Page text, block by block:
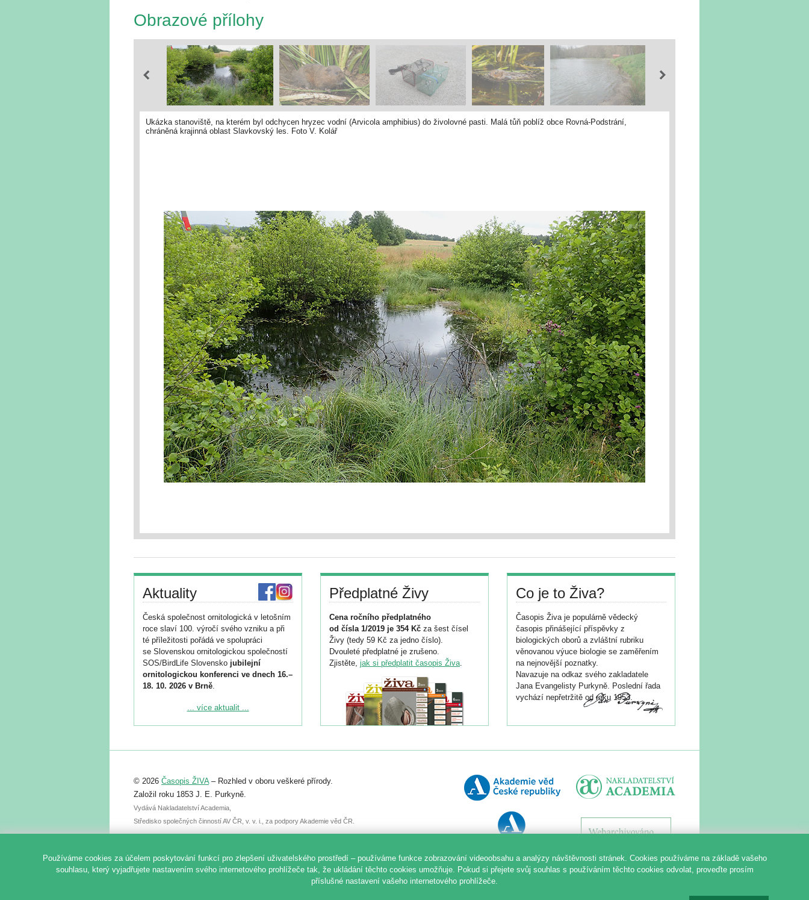
Obrazové přílohy
Ukázka stanoviště, na kterém byl odchycen hryzec vodní (Arvicola amphibius) do živolovné pasti. Malá tůň poblíž obce Rovná-Podstrání,
chráněná krajinná oblast Slavkovský les. Foto V. Kolář
Aktuality
Česká společnost ornitologická v letošním
roce slaví 100. výročí svého vzniku a při
té příležitosti pořádá ve spolupráci
se Slovenskou ornitologickou společností
SOS/BirdLife Slovensko jubilejní
ornitologickou konferenci ve dnech 16.–
18. 10. 2026 v Brně.
Podrobnější informace ke konferenci
Registrovat se můžete do 6. září.
abstraktu přihlášené přednášky nebo
posteru je už 30. června.
... více aktualit ...
Předplatné Živy
Cena ročního předplatného
od čísla 1/2019 je 354 Kč za šest čísel
Živy (tedy 59 Kč za jedno číslo).
Dvouleté předplatné je zrušeno.
Zjistěte, jak si předplatit časopis Živa.
Co je to Živa?
Časopis Živa je populárně vědecký
časopis přinášející příspěvky z
biologických oborů a zvláštní rubriku
věnovanou výuce biologie se zaměřením
na nejnovější poznatky.
Navazuje na odkaz svého zakladatele
Jana Evangelisty Purkyně. Poslední řada
vychází nepřetržitě od roku 1953.
© 2026 Časopis ŽIVA– Rozhled v oboru veškeré přírody.
Založil roku 1853 J. E. Purkyně.
Vydává Nakladatelství Academia,
Středisko společných činností AV ČR, v. v. i., za podpory Akademie věd ČR.
Používáme cookies za účelem poskytování funkcí pro zlepšení uživatelského prostředí – používáme funkce zobrazování videoobsahu a analýzy návštěvnosti stránek. Cookies používáme na základě vašeho
souhlasu, který vyjadřujete nastavením svého internetového prohlížeče tak, že ukládání těchto cookies umožňuje. Pokud si přejete svůj souhlas s používáním těchto cookies odvolat, proveďte prosím
příslušné nastavení vašeho internetového prohlížeče.